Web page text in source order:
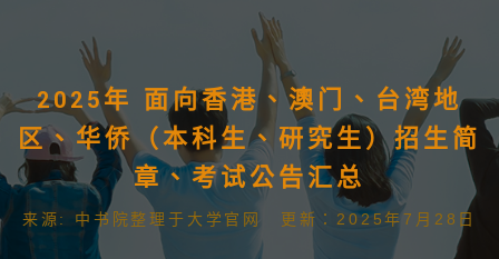
2025年 面向香港、澳门、台湾地
区、华侨（本科生、研究生）招生简
章、考试公告汇总
来源: 中书院整理于大学官网 更新：2025年7月28日